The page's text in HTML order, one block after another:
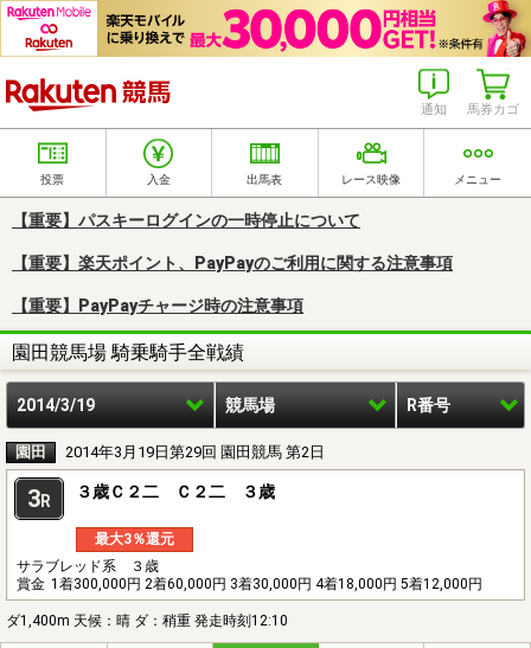
馬券カゴ
通知
投票 入金 出馬表 レース映像 メニュー
【重要】パスキーログインの一時停止について
【重要】楽天ポイント、PayPayのご利用に関する注意事項
【重要】PayPayチャージ時の注意事項
園田競馬場 騎乗騎手全戦績
2014/3/19 競馬場 R番号
園田 2014年3月19日第29回 園田競馬 第2日
3R ３歳Ｃ２二 Ｃ２二 ３歳
最大3％還元
サラブレッド系 ３歳
賞金 1着300,000円 2着60,000円 3着30,000円 4着18,000円 5着12,000円
ダ1,400m 天候：晴 ダ：稍重 発走時刻12:10